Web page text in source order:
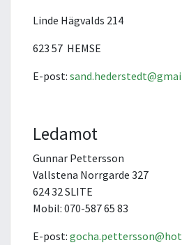
Linde Hägvalds 214
623 57 HEMSE
E-post:
Ledamot
Gunnar Pettersson
Vallstena Norrgarde 327
624 32 SLITE
Mobil: 070-587 65 83
E-post: